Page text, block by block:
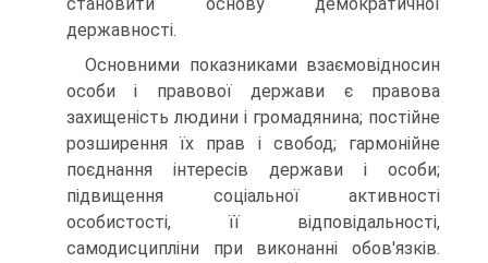
державності.
Основними показниками взаємовідносин
особи і правової держави є правова
захищеність людини і громадянина; постійне
розширення їх прав і свобод; гармонійне
поєднання інтересів держави і особи;
підвищення соціальної активності
особистості, її відповідальності,
самодисципліни при виконанні обов'язків.